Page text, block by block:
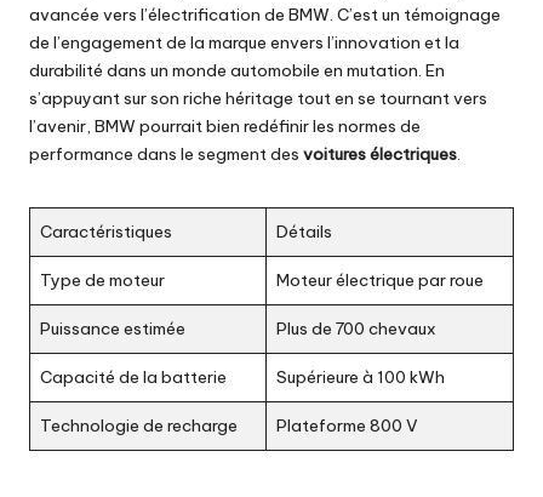
avancée vers l’électrification de BMW. C’est un témoignage
de l’engagement de la marque envers l’innovation et la
durabilité dans un monde automobile en mutation. En
s’appuyant sur son riche héritage tout en se tournant vers
l’avenir, BMW pourrait bien redéfinir les normes de
performance dans le segment des voitures électriques.
Caractéristiques Détails
Type de moteur Moteur électrique par roue
Puissance estimée Plus de 700 chevaux
Capacité de la batterie Supérieure à 100 kWh
Technologie de recharge Plateforme 800 V